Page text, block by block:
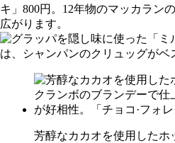
芳醇なカカオを使用したホ